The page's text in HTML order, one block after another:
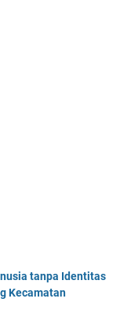
tanpa Identitas
Kecamatan